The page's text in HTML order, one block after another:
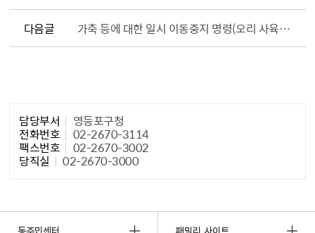
다음글 가축 등에 대한 일시 이동중지 명령(오리 사육농장 및 관련업체)
담당부서 영등포구청
전화번호 02-2670-3114
팩스번호 02-2670-3002
당직실 02-2670-3000